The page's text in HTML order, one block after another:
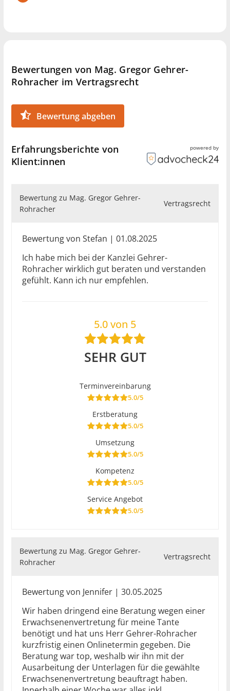
Bewertungen von Mag. Gregor Gehrer-
Rohracher im Vertragsrecht
Bewertung abgeben
Erfahrungsberichte von
Klient:innen
powered by
Bewertung zu Mag. Gregor Gehrer-
Rohracher
Vertragsrecht
Bewertung von Stefan | 01.08.2025
Ich habe mich bei der Kanzlei Gehrer-
Rohracher wirklich gut beraten und verstanden
gefühlt. Kann ich nur empfehlen.
5.0 von 5
SEHR GUT
Terminvereinbarung
5.0/5
Erstberatung
5.0/5
Umsetzung
5.0/5
Kompetenz
5.0/5
Service Angebot
5.0/5
Bewertung zu Mag. Gregor Gehrer-
Rohracher
Vertragsrecht
Bewertung von Jennifer | 30.05.2025
Wir haben dringend eine Beratung wegen einer
Erwachsenenvertretung für meine Tante
benötigt und hat uns Herr Gehrer-Rohracher
kurzfristig einen Onlinetermin gegeben. Die
Beratung war top, weshalb wir ihn mit der
Ausarbeitung der Unterlagen für die gewählte
Erwachsenenvertretung beauftragt haben.